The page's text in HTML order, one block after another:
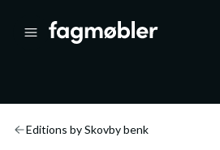
Editions by Skovby benk